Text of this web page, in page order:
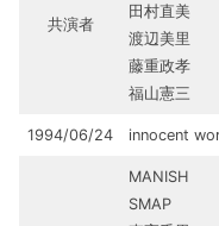
共演者
田村直美
渡辺美里
藤重政孝
福山憲三
1994/06/24 innocent
MANISH
SMAP